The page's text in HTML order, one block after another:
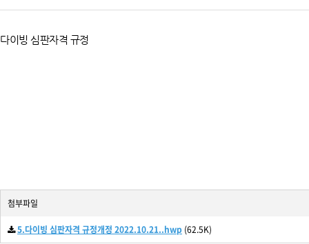
다이빙 심판자격 규정
첨부파일
5.다이빙 심판자격 규정개정 2022.10.21..hwp (62.5K)